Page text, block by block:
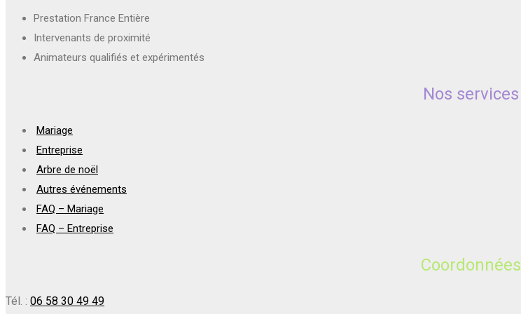
Prestation France Entière
Intervenants de proximité
Animateurs qualifiés et expérimentés
Nos services
Mariage
Entreprise
Arbre de noël
Autres événements
FAQ – Mariage
FAQ – Entreprise
Coordonnées
Tél. : 06 58 30 49 49